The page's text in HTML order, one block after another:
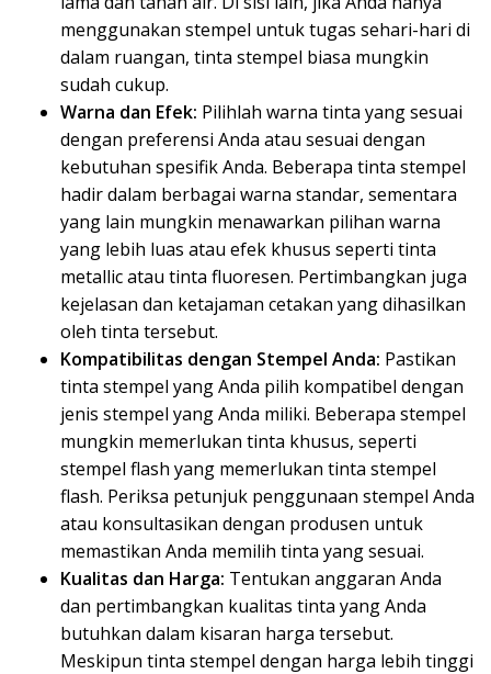
menggunakan stempel untuk tugas sehari-hari di
dalam ruangan, tinta stempel biasa mungkin
sudah cukup.
Warna dan Efek: Pilihlah warna tinta yang sesuai
dengan preferensi Anda atau sesuai dengan
kebutuhan spesifik Anda. Beberapa tinta stempel
hadir dalam berbagai warna standar, sementara
yang lain mungkin menawarkan pilihan warna
yang lebih luas atau efek khusus seperti tinta
metallic atau tinta fluoresen. Pertimbangkan juga
kejelasan dan ketajaman cetakan yang dihasilkan
oleh tinta tersebut.
Kompatibilitas dengan Stempel Anda: Pastikan
tinta stempel yang Anda pilih kompatibel dengan
jenis stempel yang Anda miliki. Beberapa stempel
mungkin memerlukan tinta khusus, seperti
stempel flash yang memerlukan tinta stempel
flash. Periksa petunjuk penggunaan stempel Anda
atau konsultasikan dengan produsen untuk
memastikan Anda memilih tinta yang sesuai.
Kualitas dan Harga: Tentukan anggaran Anda
dan pertimbangkan kualitas tinta yang Anda
butuhkan dalam kisaran harga tersebut.
Meskipun tinta stempel dengan harga lebih tinggi